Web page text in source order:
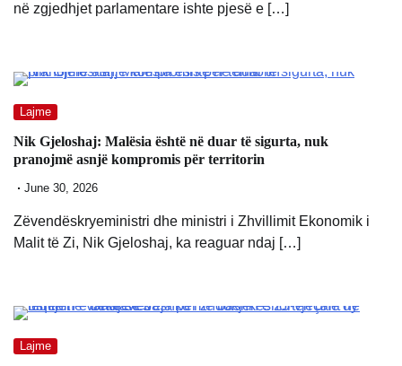
në zgjedhjet parlamentare ishte pjesë e […]
Lajme
Nik Gjeloshaj: Malësia është në duar të sigurta, nuk
pranojmë asnjë kompromis për territorin
June 30, 2026
Zëvendëskryeministri dhe ministri i Zhvillimit Ekonomik i
Malit të Zi, Nik Gjeloshaj, ka reaguar ndaj […]
Lajme